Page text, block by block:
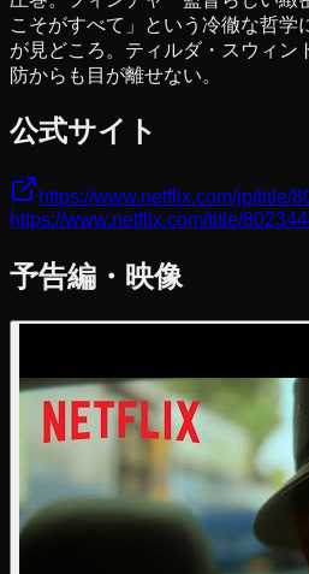
こそがすべて」という冷徹な哲学
が見どころ。ティルダ・スウィン
防からも目が離せない。
公式サイト
https://www.netflix.com/jp/title/
https://www.netflix.com/title/
予告編・映像